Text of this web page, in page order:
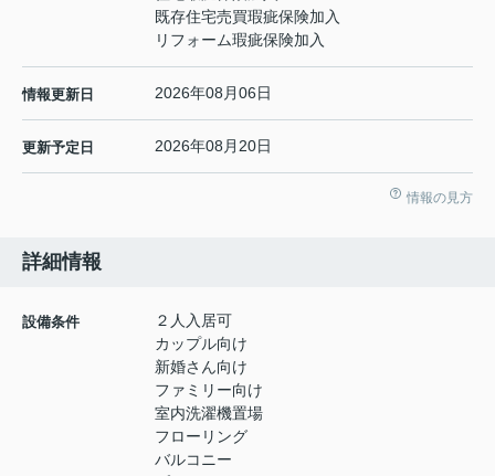
既存住宅売買瑕疵保険加入
リフォーム瑕疵保険加入
情報更新日 2026年08月06日
更新予定日 2026年08月20日
情報の見方
詳細情報
設備条件
２人入居可
カップル向け
新婚さん向け
ファミリー向け
室内洗濯機置場
フローリング
バルコニー